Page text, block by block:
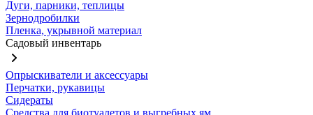
Дуги, парники, теплицы
Зернодробилки
Пленка, укрывной материал
Садовый инвентарь
Опрыскиватели и аксессуары
Перчатки, рукавицы
Сидераты
Средства для биотуалетов и выгребных ям